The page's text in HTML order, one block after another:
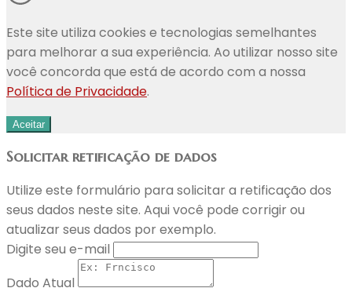
Este site utiliza cookies e tecnologias semelhantes
para melhorar a sua experiência. Ao utilizar nosso site
você concorda que está de acordo com a nossa
Política de Privacidade.
Aceitar
Solicitar retificação de dados
Utilize este formulário para solicitar a retificação dos
seus dados neste site. Aqui você pode corrigir ou
atualizar seus dados por exemplo.
Digite seu e-mail
Dado Atual